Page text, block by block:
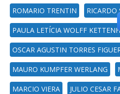
ROMARIO TRENTIN
PAULA LETÍCIA WOLFF
OSCAR AGUSTIN TORRES
MAURO KUMPFER WERLANG
MARCIO VIERA JULIO CESAR